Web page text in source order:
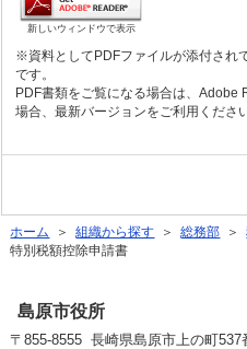
新しいウィンドウで表示
※資料としてPDFファイルが添付され
です。
PDF書類をご覧になる場合は、Adobe
場合、最新バージョンをご利用くださ
ホーム ＞組織から探す ＞総務部 ＞
特別税額控除申請書
島原市役所
〒855-8555 長崎県島原市上の町537